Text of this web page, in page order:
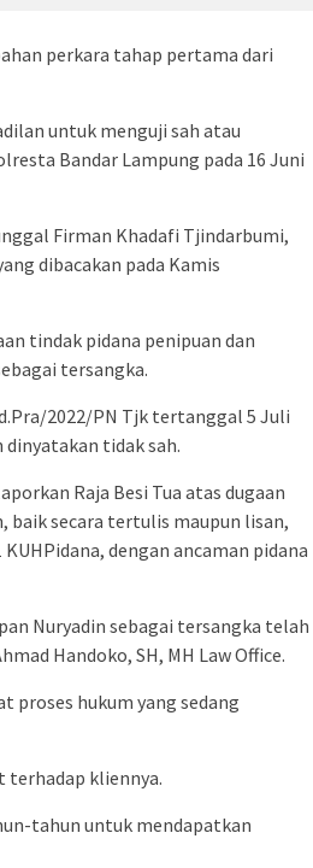
perkara tahap pertama dari
untuk menguji sah atau
Bandar Lampung pada 16 Juni
Firman Khadafi Tjindarbumi,
dibacakan pada Kamis
tindak pidana penipuan dan
tersangka.
2022/PN Tjk tertanggal 5 Juli
tidak sah.
Raja Besi Tua atas dugaan
baik secara tertulis maupun lisan,
dengan ancaman pidana
Nuryadin sebagai tersangka telah
Handoko, SH, MH Law Office.
proses hukum yang sedang
terhadap kliennya.
tahun untuk mendapatkan